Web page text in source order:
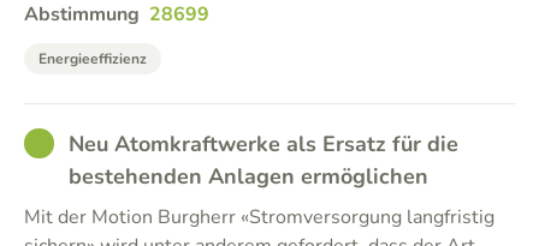
Abstimmung 28699
Energieeffizienz
GOODNeu Atomkraftwerke als Ersatz für die
bestehenden Anlagen ermöglichen
Mit der Motion Burgherr «Stromversorgung langfristig